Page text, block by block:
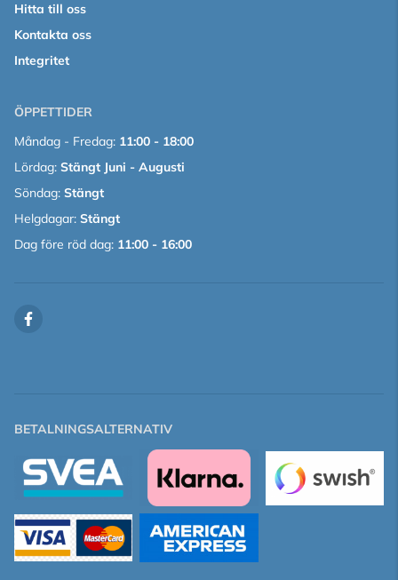
Hitta till oss
Kontakta oss
Integritet
ÖPPETTIDER
Måndag - Fredag: 11:00 - 18:00
Lördag: Stängt Juni - Augusti
Söndag: Stängt
Helgdagar: Stängt
Dag före röd dag: 11:00 - 16:00
BETALNINGSALTERNATIV